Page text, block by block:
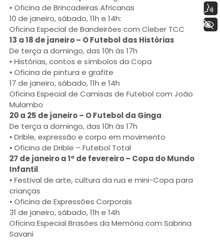
• Oficina de Brincadeiras Africanas
10 de janeiro, sábado, 11h e 14h:
Oficina Especial de Bandeirões com Cleber TCC
13 a 18 de janeiro – O Futebol das Histórias
De terça a domingo, das 10h às 17h
• Histórias, contos e símbolos da Copa
• Oficina de pintura e grafite
17 de janeiro, sábado, 11h e 14h
Oficina Especial de Camisas de Futebol com João
Mulambo
20 a 25 de janeiro – O Futebol da Ginga
De terça a domingo, das 10h às 17h
• Drible, expressão e corpo em movimento
• Oficina de Drible – Futebol Total
27 de janeiro a 1º de fevereiro – Copa do Mundo
Infantil
• Festival de arte, cultura da rua e mini-Copa para
crianças
• Oficina de Expressões Corporais
31 de janeiro, sábado, 11h e 14h
Oficina Especial Brasões da Memória com Sabrina
Savani
+ Acessibilidade